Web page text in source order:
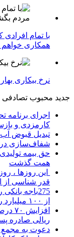
با تمام
همکاری خواهم
نرخ بیکاری
جدید محبوب تصادفی
اجرای برنامه
کارمزدی و
تبدیل قبوض
شفاف‌سازی
همت گذشت
این روزها ،
قدر شناسی از
275باجه
از ۱۰۰ میلیارد ریال افزایش دادند
ریالی صادره
دعوت به مجمع